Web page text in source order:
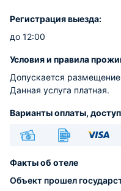
Регистрация выезда:
до 12:00
Условия и правила
Допускается
Данная услуга платная.
Варианты оплаты,
Факты об отеле
Объект прошел